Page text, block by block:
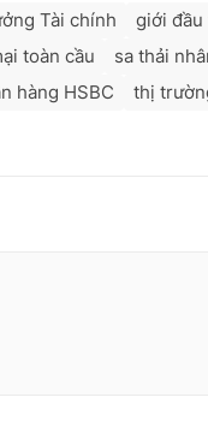
Tài chính giới đầu
toàn cầu sa thải
hàng HSBC thị